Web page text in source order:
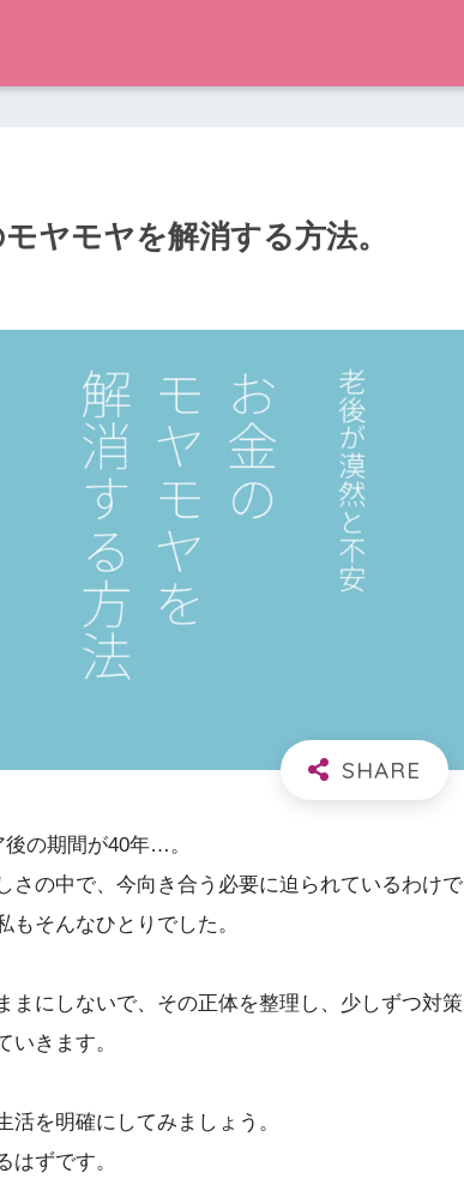
ヤモヤを解消する方法。
の期間が40年…。
さの中で、今向き合う必要に迫られているわけで
そんなひとりでした。
まにしないで、その正体を整理し、少しずつ対策
いきます。
を明確にしてみましょう。
ずです。